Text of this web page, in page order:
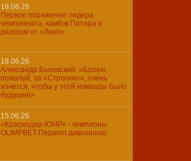
18.06.26
Первое поражение лидера
чемпионата, камбэк Питера и
разгром от «Локо»
18.06.26
Александр Быковский: «Болею,
пожалуй, за «Строгино», очень
хочется, чтобы у этой команды было
будущее»
15.06.26
«Краснодар-ЮМР» - чемпионы
OLIMPBET Первого дивизиона!